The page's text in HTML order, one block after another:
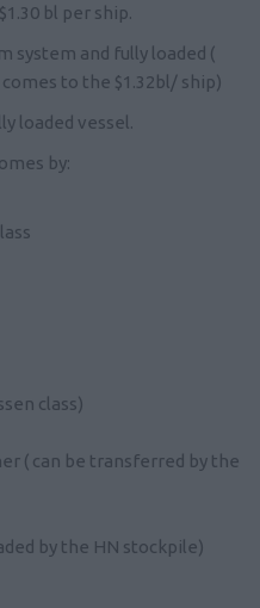
bl per ship.
system and fully loaded (
to the $1.32bl/ ship)
loaded vessel.
by:
class)
( can be transferred by the
by the HN stockpile)